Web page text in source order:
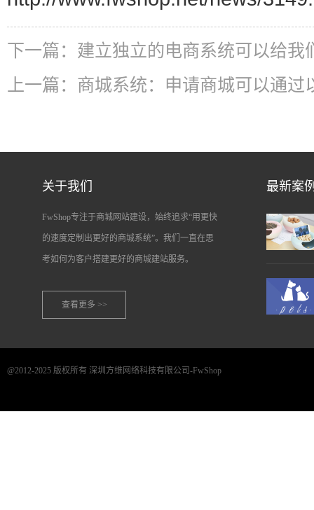
下一篇： 建立独立的电商系统可以给我
上一篇： 商城系统：申请商城可以通过
关于我们
FwShop专注于商城网站建设，始终追求“用更快
的速度定制出更好的商城系统”。我们一直在思
考如何为客户搭建更好的商城建站服务。
查看更多 >>
最新案
@2012-2025 版权所有 深圳方维网络科技有限公司-FwShop